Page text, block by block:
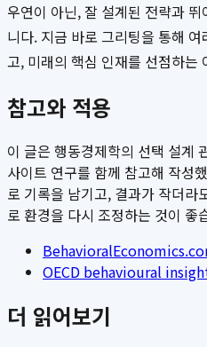
우연이 아닌, 잘 설계된 전략과
니다. 지금 바로 그리팅을 통해
고, 미래의 핵심 인재를 선점하는
참고와 적용
이 글은 행동경제학의 선택 설계
사이트 연구를 함께 참고해 작성
로 기록을 남기고, 결과가 작더라
로 환경을 다시 조정하는 것이 좋
OECD behavioural
더 읽어보기